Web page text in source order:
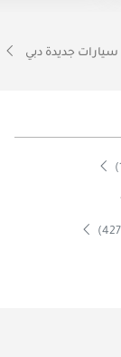
سيارات جديدة دبي